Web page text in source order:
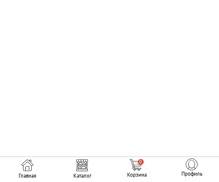
Главная Каталог
0
Корзина Профиль